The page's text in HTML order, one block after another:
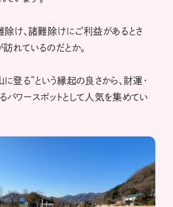
除け、諸難除けにご利益があるとさ
れているのだとか。
登る”という縁起の良さから、財運・
パワースポットとして人気を集めてい